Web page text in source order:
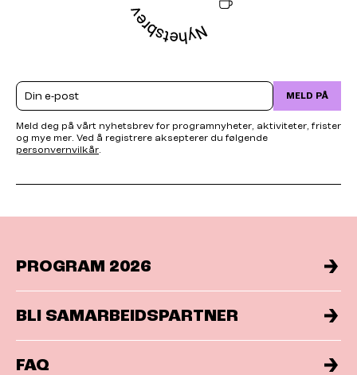
Email MELD PÅ
Meld deg på vårt nyhetsbrev for programnyheter, aktiviteter, frister
og mye mer. Ved å registrere aksepterer du følgende
personvernvilkår.
PROGRAM 2026
BLI SAMARBEIDSPARTNER
FAQ